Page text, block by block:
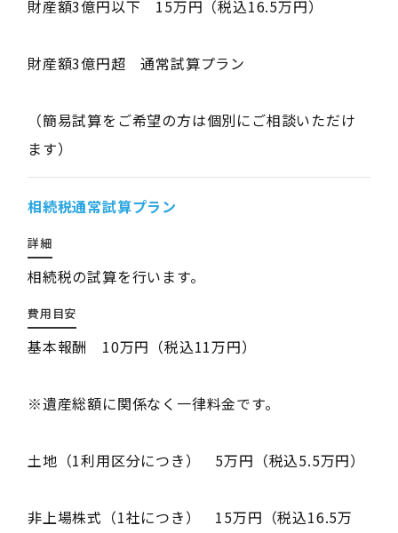
財産額3億円以下 15万円（税込16.5万円）
財産額3億円超 通常試算プラン
（簡易試算をご希望の方は個別にご相談いただけ
ます）
相続税通常試算プラン
詳細
相続税の試算を行います。
費用目安
基本報酬 10万円（税込11万円）
※遺産総額に関係なく一律料金です。
土地（1利用区分につき） 5万円（税込5.5万円）
非上場株式（1社につき） 15万円（税込16.5万